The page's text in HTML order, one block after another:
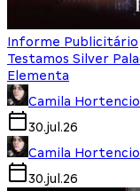
Informe Publicitário
Testamos Silver
Elementa
Camila Hortencio
30.jul.26
Camila Hortencio
30.jul.26